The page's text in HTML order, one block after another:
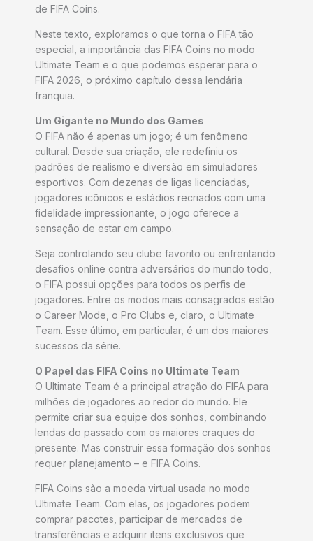
de FIFA Coins.
Neste texto, exploramos o que torna o FIFA tão
especial, a importância das FIFA Coins no modo
Ultimate Team e o que podemos esperar para o
FIFA 2026, o próximo capítulo dessa lendária
franquia.
Um Gigante no Mundo dos Games
O FIFA não é apenas um jogo; é um fenômeno
cultural. Desde sua criação, ele redefiniu os
padrões de realismo e diversão em simuladores
esportivos. Com dezenas de ligas licenciadas,
jogadores icônicos e estádios recriados com uma
fidelidade impressionante, o jogo oferece a
sensação de estar em campo.
Seja controlando seu clube favorito ou enfrentando
desafios online contra adversários do mundo todo,
o FIFA possui opções para todos os perfis de
jogadores. Entre os modos mais consagrados estão
o Career Mode, o Pro Clubs e, claro, o Ultimate
Team. Esse último, em particular, é um dos maiores
sucessos da série.
O Papel das FIFA Coins no Ultimate Team
O Ultimate Team é a principal atração do FIFA para
milhões de jogadores ao redor do mundo. Ele
permite criar sua equipe dos sonhos, combinando
lendas do passado com os maiores craques do
presente. Mas construir essa formação dos sonhos
requer planejamento – e FIFA Coins.
FIFA Coins são a moeda virtual usada no modo
Ultimate Team. Com elas, os jogadores podem
comprar pacotes, participar de mercados de
transferências e adquirir itens exclusivos que